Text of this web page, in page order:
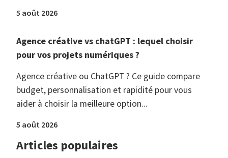
5 août 2026
Agence créative vs chatGPT : lequel choisir
pour vos projets numériques ?
Agence créative ou ChatGPT ? Ce guide compare
budget, personnalisation et rapidité pour vous
aider à choisir la meilleure option...
5 août 2026
Articles populaires